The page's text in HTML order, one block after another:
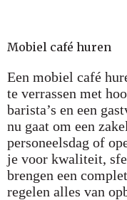
Mobiel café huren
Een mobiel café
te verrassen met
barista’s en een
nu gaat om een
personeelsdag of
je voor kwaliteit,
brengen een
regelen alles van